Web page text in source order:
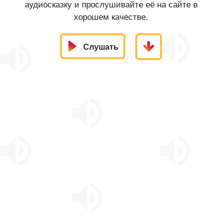
аудиосказку и прослушивайте её на сайте в
хорошем качестве.
Слушать